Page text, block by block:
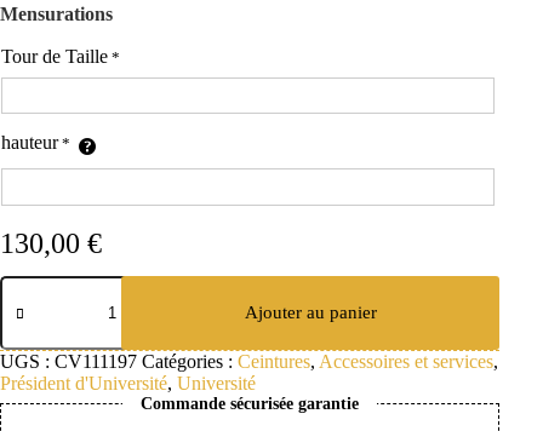
Mensurations
Tour de Taille *
hauteur*
130,00 €
quantité
Ceinture
violette
franges
or
Ajouter au panier
UGS : CV111197 Catégories : Ceintures, Accessoires et services,
Président d'Université, Université
Commande sécurisée garantie